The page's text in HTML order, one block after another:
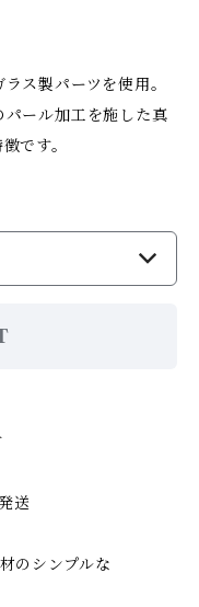
ス製パーツを使用。
ール加工を施した真
です。
送
のシンプルな